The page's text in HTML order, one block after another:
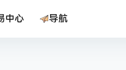
中心 导航